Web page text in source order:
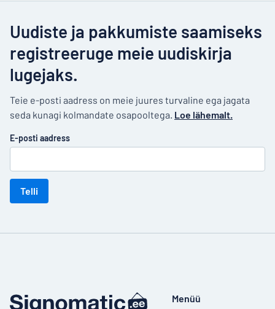
Uudiste ja pakkumiste saamiseks
registreeruge meie uudiskirja
lugejaks.
Teie e-posti aadress on meie juures turvaline ega jagata
seda kunagi kolmandate osapooltega. Loe lähemalt.
E-posti aadress
Telli
Menüü